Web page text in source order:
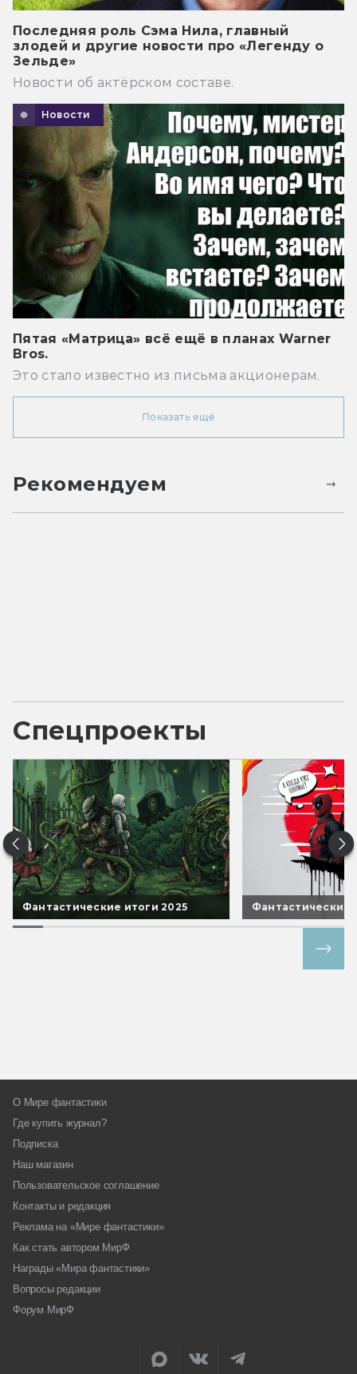
Последняя роль Сэма Нила, главный
злодей и другие новости про «Легенду о
Зельде»
Новости об актёрском составе.
Новости
Пятая «Матрица» всё ещё в планах Warner
Bros.
Это стало известно из письма акционерам.
Показать ещё
Рекомендуем
Спецпроекты
Фантастические итоги 2025 Фантастические
О Мире фантастики
Где купить журнал?
Подписка
Наш магазин
Пользовательское соглашение
Контакты и редакция
Реклама на «Мире фантастики»
Как стать автором МирФ
Награды «Мира фантастики»
Вопросы редакции
Форум МирФ